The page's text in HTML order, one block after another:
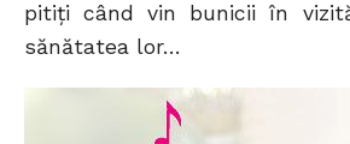
pitiţi când vin bunicii în
sănătatea lor…